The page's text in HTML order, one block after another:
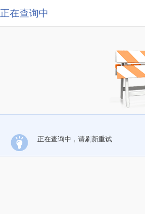
正在查询中
正在查询中，请刷新重试